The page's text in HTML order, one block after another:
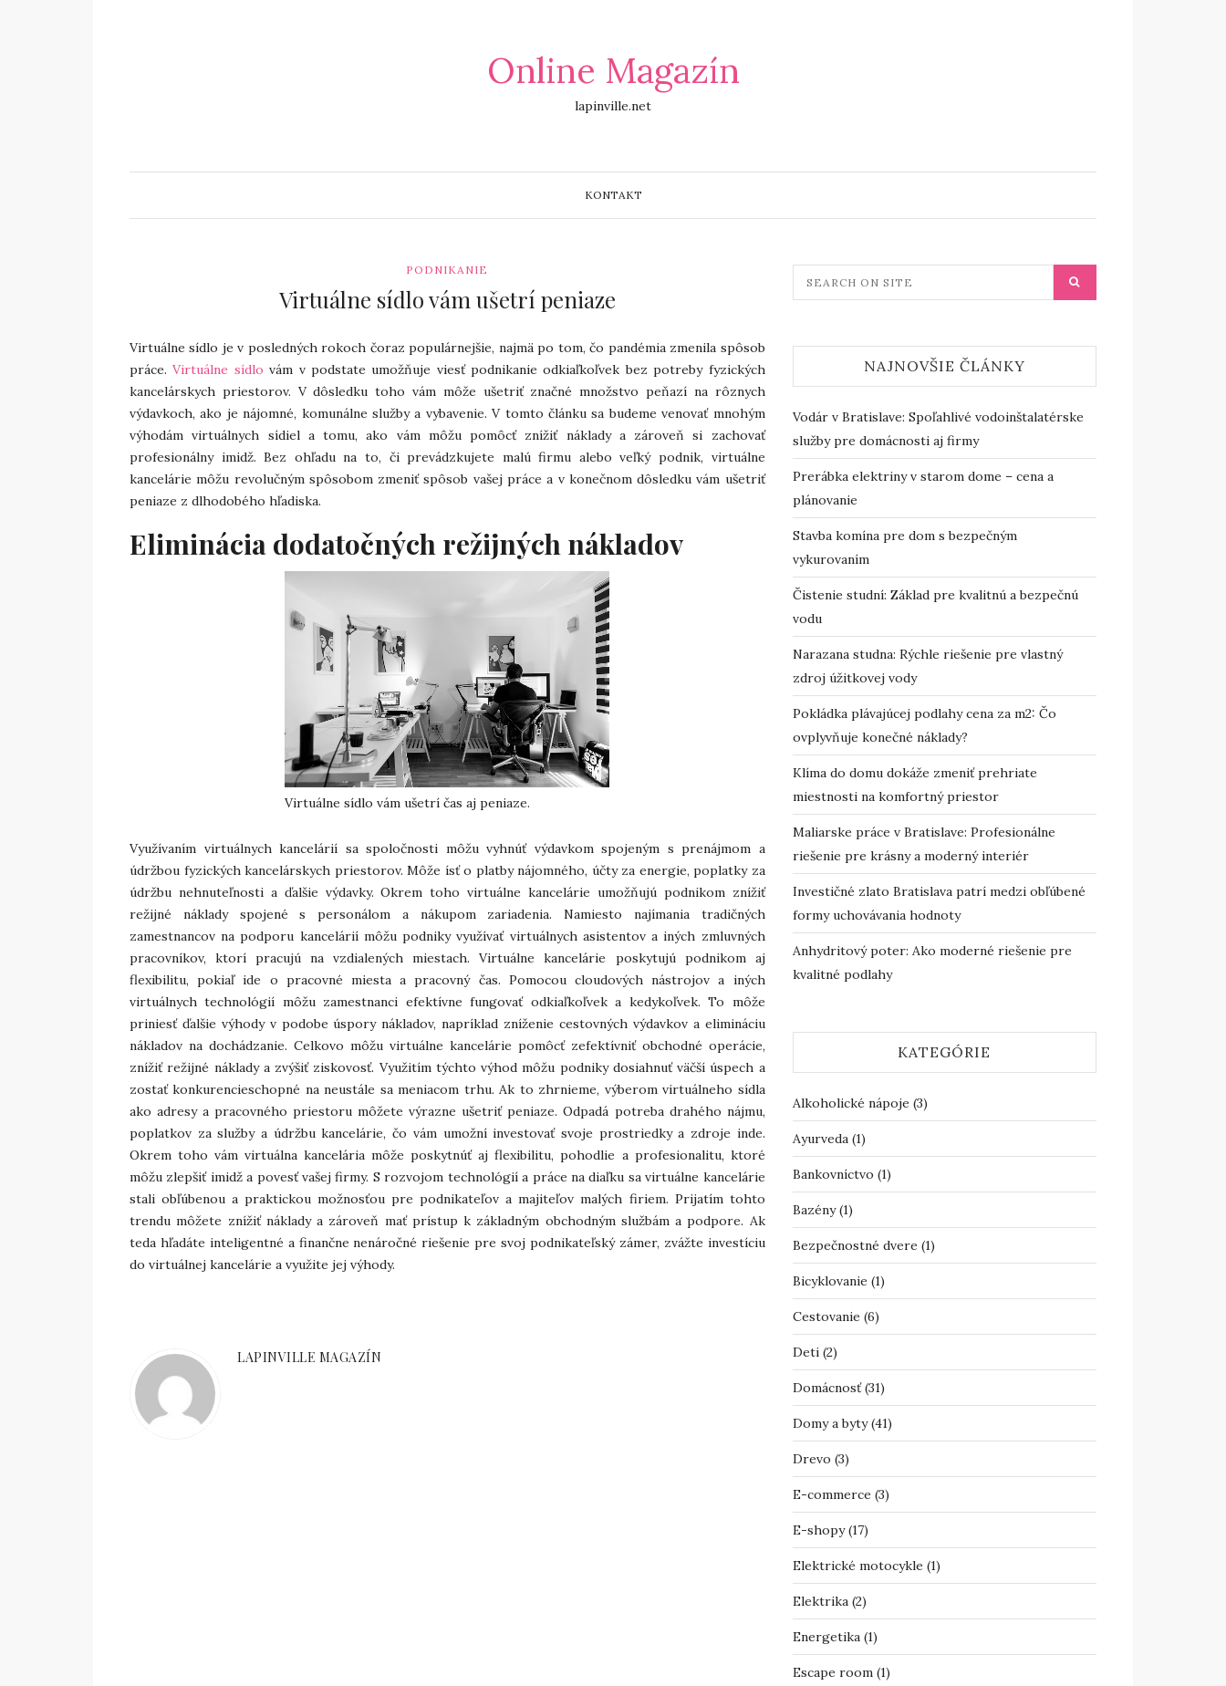
Online Magazín
lapinville.net
KONTAKT
PODNIKANIE
Virtuálne sídlo vám ušetrí peniaze
Virtuálne sídlo je v posledných rokoch čoraz populárnejšie, najmä po tom, čo pandémia zmenila spôsob
práce.Virtuálne sídlo vám v podstate umožňuje viesť podnikanie odkiaľkoľvek bez potreby fyzických
kancelárskych priestorov. V dôsledku toho vám môže ušetriť značné množstvo peňazí na rôznych
výdavkoch, ako je nájomné, komunálne služby a vybavenie. V tomto článku sa budeme venovať mnohým
výhodám virtuálnych sídiel a tomu, ako vám môžu pomôcť znížiť náklady a zároveň si zachovať
profesionálny imidž. Bez ohľadu na to, či prevádzkujete malú firmu alebo veľký podnik, virtuálne
kancelárie môžu revolučným spôsobom zmeniť spôsob vašej práce a v konečnom dôsledku vám ušetriť
peniaze z dlhodobého hľadiska.
Eliminácia dodatočných režijných nákladov
Virtuálne sídlo vám ušetrí čas aj peniaze.
Využívaním virtuálnych kancelárií sa spoločnosti môžu vyhnúť výdavkom spojeným s prenájmom a
údržbou fyzických kancelárskych priestorov. Môže ísť o platby nájomného, účty za energie, poplatky za
údržbu nehnuteľnosti a ďalšie výdavky. Okrem toho virtuálne kancelárie umožňujú podnikom znížiť
režijné náklady spojené s personálom a nákupom zariadenia. Namiesto najímania tradičných
zamestnancov na podporu kancelárií môžu podniky využívať virtuálnych asistentov a iných zmluvných
pracovníkov, ktorí pracujú na vzdialených miestach. Virtuálne kancelárie poskytujú podnikom aj
flexibilitu, pokiaľ ide o pracovné miesta a pracovný čas. Pomocou cloudových nástrojov a iných
virtuálnych technológií môžu zamestnanci efektívne fungovať odkiaľkoľvek a kedykoľvek. To môže
priniesť ďalšie výhody v podobe úspory nákladov, napríklad zníženie cestovných výdavkov a elimináciu
nákladov na dochádzanie. Celkovo môžu virtuálne kancelárie pomôcť zefektívniť obchodné operácie,
znížiť režijné náklady a zvýšiť ziskovosť. Využitím týchto výhod môžu podniky dosiahnuť väčší úspech a
zostať konkurencieschopné na neustále sa meniacom trhu. Ak to zhrnieme, výberom virtuálneho sídla
ako adresy a pracovného priestoru môžete výrazne ušetriť peniaze. Odpadá potreba drahého nájmu,
poplatkov za služby a údržbu kancelárie, čo vám umožní investovať svoje prostriedky a zdroje inde.
Okrem toho vám virtuálna kancelária môže poskytnúť aj flexibilitu, pohodlie a profesionalitu, ktoré
môžu zlepšiť imidž a povesť vašej firmy. S rozvojom technológií a práce na diaľku sa virtuálne kancelárie
stali obľúbenou a praktickou možnosťou pre podnikateľov a majiteľov malých firiem. Prijatím tohto
trendu môžete znížiť náklady a zároveň mať prístup k základným obchodným službám a podpore. Ak
teda hľadáte inteligentné a finančne nenáročné riešenie pre svoj podnikateľský zámer, zvážte investíciu
do virtuálnej kancelárie a využite jej výhody.
LAPINVILLE MAGAZÍN
NAJNOVŠIE ČLÁNKY
Vodár v Bratislave: Spoľahlivé vodoinštalatérske
služby pre domácnosti aj firmy
Prerábka elektriny v starom dome – cena a
plánovanie
Stavba komína pre dom s bezpečným
vykurovaním
Čistenie studní: Základ pre kvalitnú a bezpečnú
vodu
Narazana studna: Rýchle riešenie pre vlastný
zdroj úžitkovej vody
Pokládka plávajúcej podlahy cena za m2: Čo
ovplyvňuje konečné náklady?
Klíma do domu dokáže zmeniť prehriate
miestnosti na komfortný priestor
Maliarske práce v Bratislave: Profesionálne
riešenie pre krásny a moderný interiér
Investičné zlato Bratislava patrí medzi obľúbené
formy uchovávania hodnoty
Anhydritový poter: Ako moderné riešenie pre
kvalitné podlahy
KATEGÓRIE
Alkoholické nápoje (3)
Ayurveda(1)
Bankovníctvo (1)
Bazény(1)
Bezpečnostné dvere (1)
Bicyklovanie (1)
Cestovanie (6)
Deti(2)
Domácnosť(31)
Domy a byty(41)
Drevo (3)
E-commerce (3)
E-shopy(17)
Elektrické motocykle (1)
Elektrika(2)
Energetika(1)
Escape room(1)